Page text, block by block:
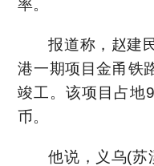
率。
报道称，赵建
港一期项目金甬铁
竣工。该项目占地
币。
他说，义乌(苏